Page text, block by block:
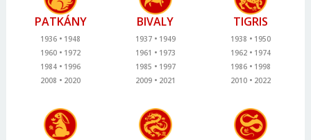
PATKÁNY
1936
1948
1960
1972
1984
1996
2008
2020
BIVALY
1937
1949
1961
1973
1985
1997
2009
2021
TIGRIS
1938
1950
1962
1974
1986
1998
2010
2022